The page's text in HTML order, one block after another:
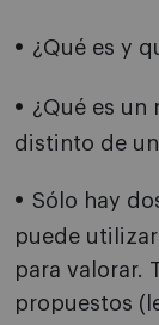
¿Qué es y
¿Qué es un
distinto de
Sólo hay
puede
para valorar.
propuestos